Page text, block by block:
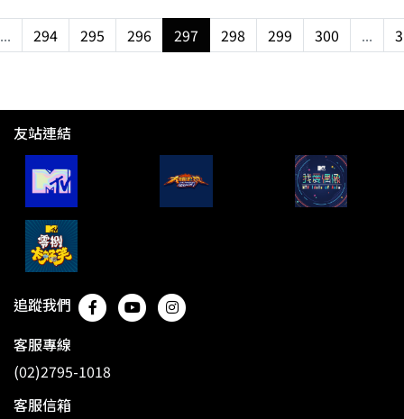
... 294 295 296 297 298 299 300 ...
友站連結
追蹤我們
客服專線
(02)2795-1018
客服信箱